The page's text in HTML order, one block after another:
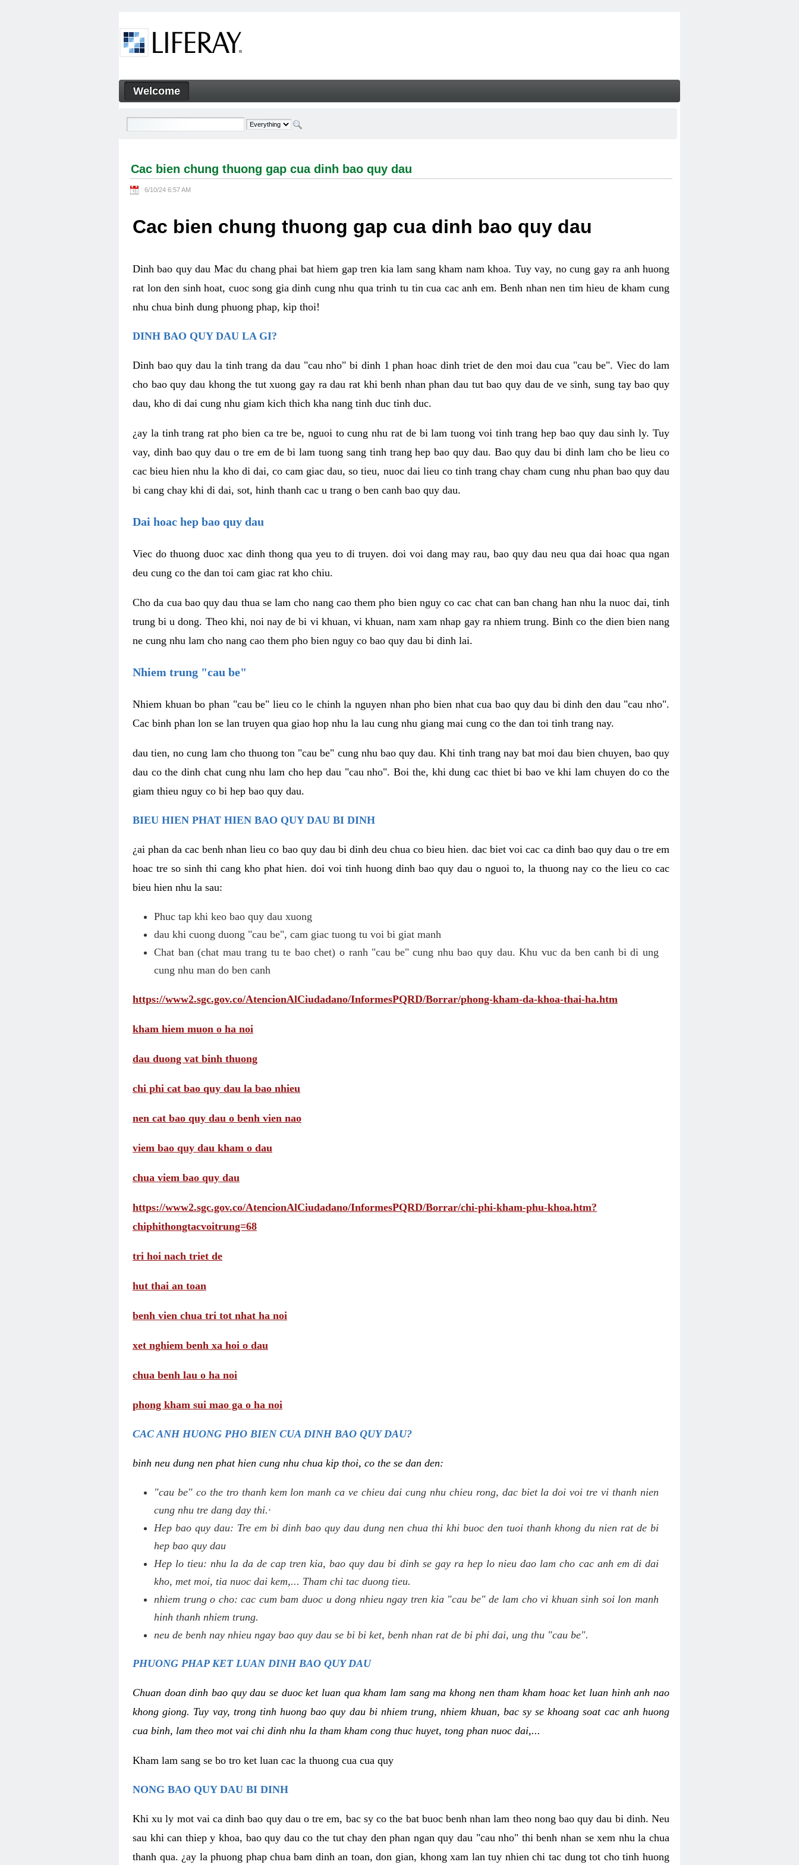
Cac bien chung thuong gap cua dinh bao quy dau - Welcome
Navigation
Welcome
Cac bien chung thuong gap cua dinh bao quy dau
6/10/24 6:57 AM
Cac bien chung thuong gap cua dinh bao quy dau
Dinh bao quy dau Mac du chang phai bat hiem gap tren kia lam sang kham nam khoa. Tuy vay, no cung gay ra anh huong
rat lon den sinh hoat, cuoc song gia dinh cung nhu qua trinh tu tin cua cac anh em. Benh nhan nen tim hieu de kham cung
nhu chua binh dung phuong phap, kip thoi!
DINH BAO QUY DAU LA GI?
Dinh bao quy dau la tinh trang da dau "cau nho" bi dinh 1 phan hoac dinh triet de den moi dau cua "cau be". Viec do lam
cho bao quy dau khong the tut xuong gay ra dau rat khi benh nhan phan dau tut bao quy dau de ve sinh, sung tay bao quy
dau, kho di dai cung nhu giam kich thich kha nang tinh duc tinh duc.
¿ay la tinh trang rat pho bien ca tre be, nguoi to cung nhu rat de bi lam tuong voi tinh trang hep bao quy dau sinh ly. Tuy
vay, dinh bao quy dau o tre em de bi lam tuong sang tinh trang hep bao quy dau. Bao quy dau bi dinh lam cho be lieu co
cac bieu hien nhu la kho di dai, co cam giac dau, so tieu, nuoc dai lieu co tinh trang chay cham cung nhu phan bao quy dau
bi cang chay khi di dai, sot, hinh thanh cac u trang o ben canh bao quy dau.
Dai hoac hep bao quy dau
Viec do thuong duoc xac dinh thong qua yeu to di truyen. doi voi dang may rau, bao quy dau neu qua dai hoac qua ngan
deu cung co the dan toi cam giac rat kho chiu.
Cho da cua bao quy dau thua se lam cho nang cao them pho bien nguy co cac chat can ban chang han nhu la nuoc dai, tinh
trung bi u dong. Theo khi, noi nay de bi vi khuan, vi khuan, nam xam nhap gay ra nhiem trung. Binh co the dien bien nang
ne cung nhu lam cho nang cao them pho bien nguy co bao quy dau bi dinh lai.
Nhiem trung "cau be"
Nhiem khuan bo phan "cau be" lieu co le chinh la nguyen nhan pho bien nhat cua bao quy dau bi dinh den dau "cau nho".
Cac binh phan lon se lan truyen qua giao hop nhu la lau cung nhu giang mai cung co the dan toi tinh trang nay.
dau tien, no cung lam cho thuong ton "cau be" cung nhu bao quy dau. Khi tinh trang nay bat moi dau bien chuyen, bao quy
dau co the dinh chat cung nhu lam cho hep dau "cau nho". Boi the, khi dung cac thiet bi bao ve khi lam chuyen do co the
giam thieu nguy co bi hep bao quy dau.
BIEU HIEN PHAT HIEN BAO QUY DAU BI DINH
¿ai phan da cac benh nhan lieu co bao quy dau bi dinh deu chua co bieu hien. dac biet voi cac ca dinh bao quy dau o tre em
hoac tre so sinh thi cang kho phat hien. doi voi tinh huong dinh bao quy dau o nguoi to, la thuong nay co the lieu co cac
bieu hien nhu la sau:
Phuc tap khi keo bao quy dau xuong
dau khi cuong duong "cau be", cam giac tuong tu voi bi giat manh
Chat ban (chat mau trang tu te bao chet) o ranh "cau be" cung nhu bao quy dau. Khu vuc da ben canh bi di ung
cung nhu man do ben canh
https://www2.sgc.gov.co/AtencionAlCiudadano/InformesPQRD/Borrar/phong-kham-da-khoa-thai-ha.htm
kham hiem muon o ha noi
dau duong vat binh thuong
chi phi cat bao quy dau la bao nhieu
nen cat bao quy dau o benh vien nao
viem bao quy dau kham o dau
chua viem bao quy dau
https://www2.sgc.gov.co/AtencionAlCiudadano/InformesPQRD/Borrar/chi-phi-kham-phu-khoa.htm?
chiphithongtacvoitrung=68
tri hoi nach triet de
hut thai an toan
benh vien chua tri tot nhat ha noi
xet nghiem benh xa hoi o dau
chua benh lau o ha noi
phong kham sui mao ga o ha noi
CAC ANH HUONG PHO BIEN CUA DINH BAO QUY DAU?
binh neu dung nen phat hien cung nhu chua kip thoi, co the se dan den:
"cau be" co the tro thanh kem lon manh ca ve chieu dai cung nhu chieu rong, dac biet la doi voi tre vi thanh nien
cung nhu tre dang day thi.·
Hep bao quy dau: Tre em bi dinh bao quy dau dung nen chua thi khi buoc den tuoi thanh khong du nien rat de bi
hep bao quy dau
Hep lo tieu: nhu la da de cap tren kia, bao quy dau bi dinh se gay ra hep lo nieu dao lam cho cac anh em di dai
kho, met moi, tia nuoc dai kem,... Tham chi tac duong tieu.
nhiem trung o cho: cac cum bam duoc u dong nhieu ngay tren kia "cau be" de lam cho vi khuan sinh soi lon manh
hinh thanh nhiem trung.
neu de benh nay nhieu ngay bao quy dau se bi bi ket, benh nhan rat de bi phi dai, ung thu "cau be".
PHUONG PHAP KET LUAN DINH BAO QUY DAU
Chuan doan dinh bao quy dau se duoc ket luan qua kham lam sang ma khong nen tham kham hoac ket luan hinh anh nao
khong giong. Tuy vay, trong tinh huong bao quy dau bi nhiem trung, nhiem khuan, bac sy se khoang soat cac anh huong
cua binh, lam theo mot vai chi dinh nhu la tham kham cong thuc huyet, tong phan nuoc dai,...
Kham lam sang se bo tro ket luan cac la thuong cua cua quy
NONG BAO QUY DAU BI DINH
Khi xu ly mot vai ca dinh bao quy dau o tre em, bac sy co the bat buoc benh nhan lam theo nong bao quy dau bi dinh. Neu
sau khi can thiep y khoa, bao quy dau co the tut chay den phan ngan quy dau "cau nho" thi benh nhan se xem nhu la chua
thanh qua. ¿ay la phuong phap chua bam dinh an toan, don gian, khong xam lan tuy nhien chi tac dung tot cho tinh huong